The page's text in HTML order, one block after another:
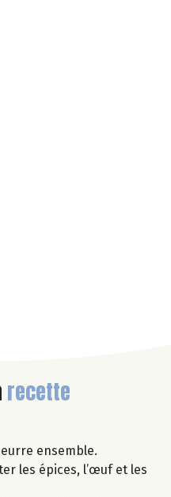
recette
ensemble.
les épices, l’œuf et les